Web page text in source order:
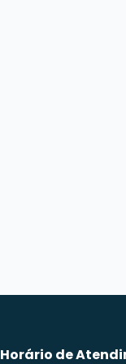
Horário de